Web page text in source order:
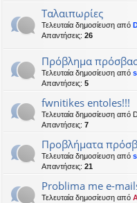
Ταλαιπωρίες
Τελευταία δημοσίευση από
Απαντήσεις: 26
Πρόβλημα
Τελευταία δημοσίευση από
Απαντήσεις: 5
fwnitikes entoles!!!
Τελευταία δημοσίευση από
Απαντήσεις: 7
Προβλήματα
Τελευταία δημοσίευση από
Απαντήσεις: 21
Problima me e-
Τελευταία δημοσίευση από